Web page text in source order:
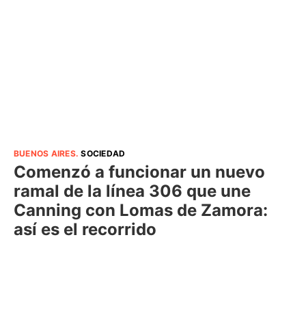
BUENOS AIRES.SOCIEDAD
Comenzó a funcionar un nuevo
ramal de la línea 306 que une
Canning con Lomas de Zamora:
así es el recorrido